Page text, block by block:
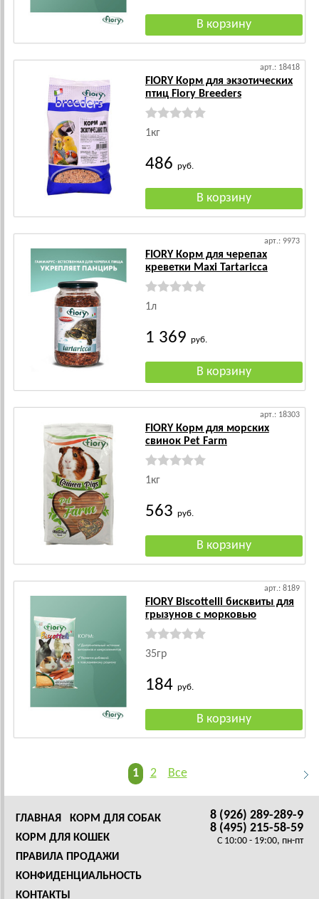
арт.: 18418
FIORY Корм для экзотических
птиц Fiory Breeders
1кг
486 руб.
арт.: 9973
FIORY Корм для черепах
креветки Maxi Tartaricca
1л
1 369 руб.
арт.: 18303
FIORY Корм для морских
свинок Pet Farm
1кг
563 руб.
арт.: 8189
FIORY Biscottelli бисквиты для
грызунов с морковью
35гр
184 руб.
1 2 Все
8 (926) 289-289-9
8 (495) 215-58-59
C 10:00 - 19:00, пн-пт
ГЛАВНАЯ
КОРМ ДЛЯ СОБАК
КОРМ ДЛЯ КОШЕК
ПРАВИЛА ПРОДАЖИ
КОНФИДЕНЦИАЛЬНОСТЬ
КОНТАКТЫ